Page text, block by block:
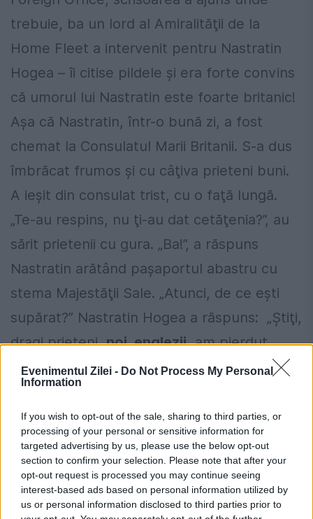
Evenimentul Zilei - Do Not Process My Personal
Information
If you wish to opt-out of the sale, sharing to third parties, or
processing of your personal or sensitive information for
targeted advertising by us, please use the below opt-out
section to confirm your selection. Please note that after your
opt-out request is processed you may continue seeing
interest-based ads based on personal information utilized by
us or personal information disclosed to third parties prior to
trebuie, ba un lord al Amiralităţii de la
Home Fleet a intervenit pentru Nastratin
Hogea – îi citise pildele şi era forte convins
că umorul lui Nastratin este foarte britanic!
Aşa că Nastratin, într-o bună zi, a fost
chemat la Consulatul Marii Britanii. S-a dus
îmbrăcat frumos şi cu câţiva prieteni buni.
A ieşit din consulat trist, cu o faţă lungă.
„Te-au respins, nu ţi-au dat cetăţenia?”, au
sărit prietenii cu gura. „Ba!”, a răspuns
Nastratin arătând paşaportul abastru cu
stema Majestăţii Sale. „Atunci, de ce eşti
supărat?” Nastratin Hogea a răspuns: „Ştiţi,
dragi prieteni,noi, englezii, am pierdut
India!”